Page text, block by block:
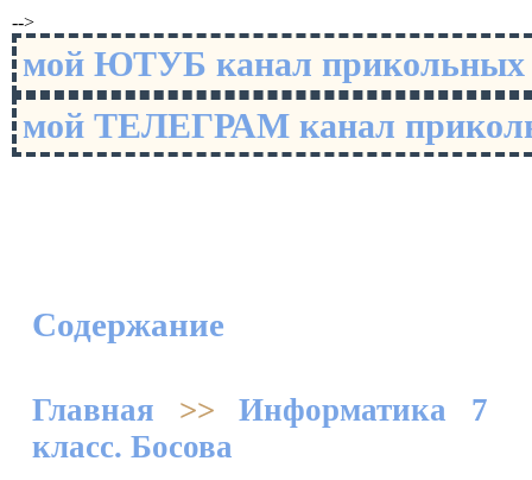
-->
мой ЮТУБ канал
мой ТЕЛЕГРАМ канал
Содержание
Главная >>Информатика 7
класс. Босова